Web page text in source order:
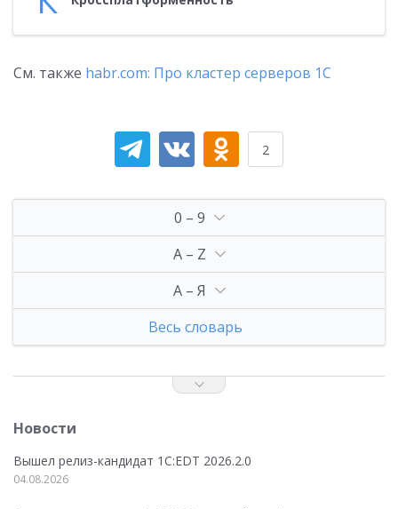
См. также habr.com: Про кластер серверов 1С
2
0 – 9
A – Z
А – Я
Весь словарь
Новости
Вышел релиз-кандидат 1C:EDT 2026.2.0
04.08.2026